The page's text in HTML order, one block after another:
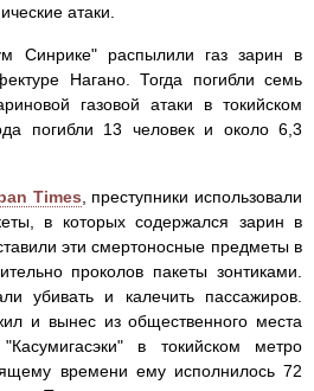
атаки.
Синрике" распылили газ зарин в
Нагано. Тогда погибли семь
газовой атаки в токийском
погибли 13 человек и около 6,3
Times , преступники использовали
в которых содержался зарин в
эти смертоносные предметы в
проколов пакеты зонтиками.
убивать и калечить пассажиров.
и вынес из общественного места
в токийском метро
времени ему исполнилось 72